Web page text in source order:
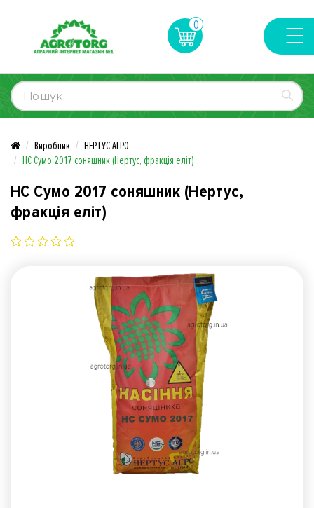
0
Виробник
НЕРТУС АГРО
НС Сумо 2017 соняшник (Нертус, фракція еліт)
НС Сумо 2017 соняшник (Нертус,
фракція еліт)